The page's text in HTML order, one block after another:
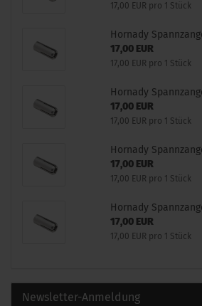
17,00 EUR pro 1 Stück
Hornady
17,00 EUR
17,00 EUR pro 1 Stück
Hornady
17,00 EUR
17,00 EUR pro 1 Stück
Hornady
17,00 EUR
17,00 EUR pro 1 Stück
Hornady
17,00 EUR
17,00 EUR pro 1 Stück
Newsletter-Anmeldung